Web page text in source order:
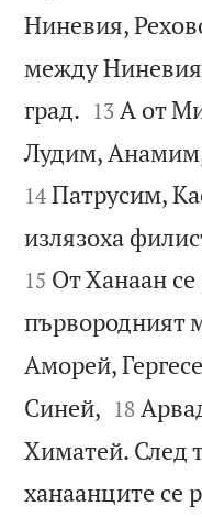
Ниневия,
между Ниневия
град. 

13 А от
Лудим,
14 Патрусим,
излязоха
15 От Ханаан
първородният
Аморей,
Синей, 

18
Химатей. След
ханаанците се